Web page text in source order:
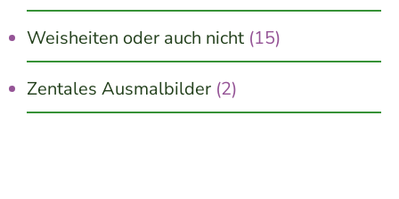
Weisheiten oder auch nicht (15)
Zentales Ausmalbilder (2)